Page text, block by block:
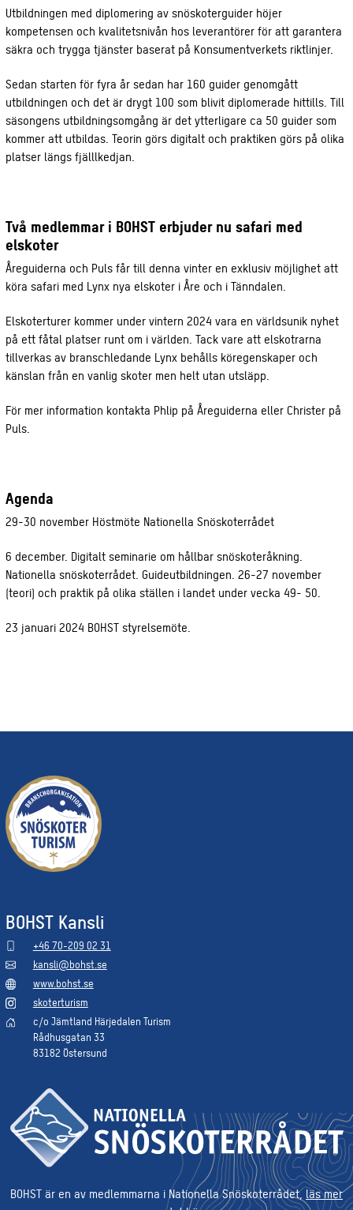
Utbildningen med diplomering av snöskoterguider höjer
kompetensen och kvalitetsnivån hos leverantörer för att garantera
säkra och trygga tjänster baserat på Konsumentverkets ​riktlinjer.
Sedan starten för fyra år sedan har 160 guider genomgått
utbildningen och det är drygt 100 som blivit diplomerade hittills. Till
säsongens utbildningsomgång är det ytterligare ca 50 guider som
kommer att utbildas. Teorin görs digitalt och praktiken görs på olika
platser längs fjälllkedjan.
Två medlemmar i BOHST erbjuder nu safari med
elskoter
Åreguiderna och Puls får till denna vinter en exklusiv möjlighet att
köra safari med Lynx nya elskoter i Åre och i Tänndalen.
Elskoterturer kommer under vintern 2024 vara en världsunik nyhet
på ett fåtal platser runt om i världen. Tack vare att elskotrarna
tillverkas av branschledande Lynx behålls köregenskaper och
känslan från en vanlig skoter men helt utan utsläpp.
För mer information kontakta Phlip på Åreguiderna eller Christer på
Puls.
Agenda
29-30 november Höstmöte Nationella Snöskoterrådet
6 december. Digitalt seminarie om hållbar snöskoteråkning.
Nationella snöskoterrådet. Guideutbildningen. 26-27 november
(teori) och praktik på olika ställen i landet under vecka 49- 50.
23 januari 2024 BOHST styrelsemöte.
BOHST Kansli
+46 70-209 02 31
kansli@bohst.se
www.bohst.se
skoterturism
c/o Jämtland Härjedalen Turism
Rådhusgatan 33
83182 Östersund
BOHST är en av medlemmarna i Nationella Snöskoterrådet,läs mer